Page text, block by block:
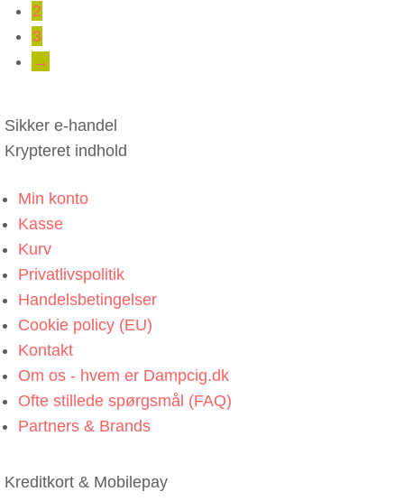
2
3
→
Sikker e-handel
Krypteret indhold
Min konto
Kasse
Kurv
Privatlivspolitik
Handelsbetingelser
Cookie policy (EU)
Kontakt
Om os - hvem er Dampcig.dk
Ofte stillede spørgsmål (FAQ)
Partners & Brands
Kreditkort & Mobilepay